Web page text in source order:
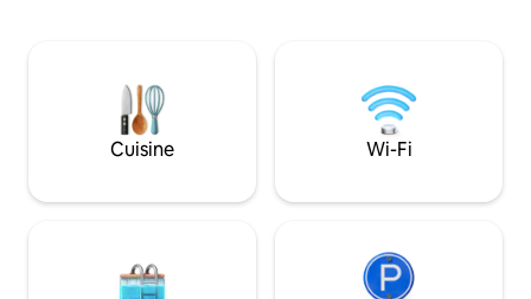
sont idéaux pour se détendre. Avec un
accès par ascenseur et un emplacement
privilégié à proximité des commerces et
des commodités, cette maison offre
séjour à Sylhet
Cuisine Wi-Fi